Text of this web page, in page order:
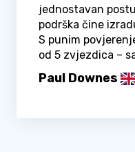
jednostavan
podrška čine
S punim
od 5 zvjezdica –
Paul Downes